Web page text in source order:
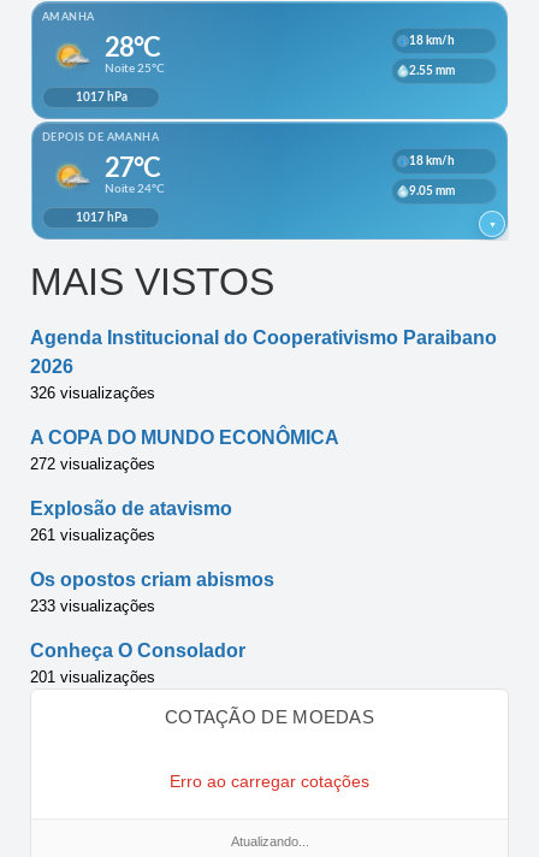
MAIS VISTOS
Agenda Institucional do Cooperativismo Paraibano
2026
326 visualizações
A COPA DO MUNDO ECONÔMICA
272 visualizações
Explosão de atavismo
261 visualizações
Os opostos criam abismos
233 visualizações
Conheça O Consolador
201 visualizações
COTAÇÃO DE MOEDAS
Erro ao carregar cotações
Atualizando...